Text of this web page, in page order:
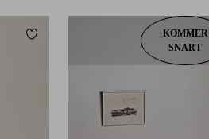
Lägg till i favoriter
KOMMER
SNART